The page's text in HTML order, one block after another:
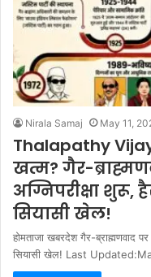
Nirala Samaj May 11,
Thalapathy
खत्म? गैर-
अग्निपरीक्षा शुरू,
सियासी खेल!
होमताजा खबरदेश गैर-ब्राह्मणवाद
सियासी खेल! Last